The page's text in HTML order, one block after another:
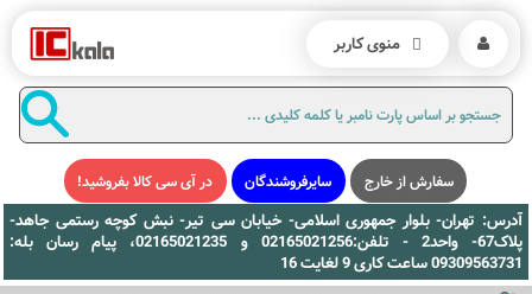
سفارش از خارج سایرفروشندگان در آی سی کالا بفروشید!
آدرس: تهران- بلوار جمهوری اسلامی- خیابان سی تیر- نبش کوچه رستمی جاهد-
پلاک67- واحد2 - تلفن:02165021256 و 02165021235، پیام رسان بله:
09309563731 ساعت کاری 9 لغایت 16
منوی کاربر